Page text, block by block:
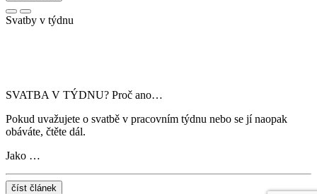
Svatby v týdnu
SVATBA V TÝDNU? Proč ano…
Pokud uvažujete o svatbě v pracovním týdnu nebo se jí naopak
obáváte, čtěte dál.
Jako …
číst článek